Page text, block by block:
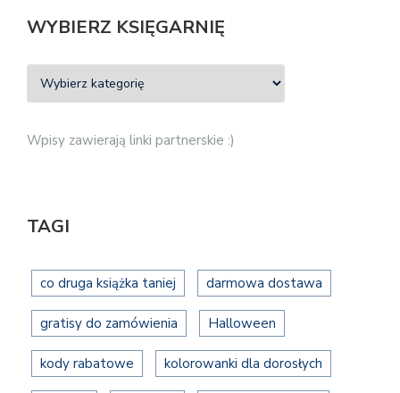
WYBIERZ KSIĘGARNIĘ
Wpisy zawierają linki partnerskie :)
TAGI
co druga książka taniej darmowa dostawa
gratisy do zamówienia Halloween
kody rabatowe kolorowanki dla dorosłych